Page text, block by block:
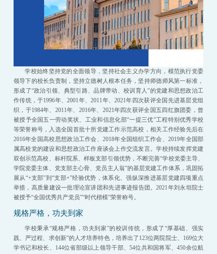
学校始终坚持党的全面领导，坚持社会主义办学方向，模范执行党委
领导下的校长负责制，坚持立德树人根本任务，坚持师德师风第一标准，
形成了“政治引领、典型引路、品牌带动、校训育人”的党建和思想政治工
作传统，于1996年、2001年、2011年、2021年四次获评全国先进基层党组
织，于1984年、2011年、2016年、2021年四次获评全国五四红旗团委，曾
被授予全国五一劳动奖状、工业和信息化部“一提三优”工程特别优秀学校
等荣誉称号，入选全国首批十所党建工作示范高校，相关工作经验先后在
2016年全国高校思想政治工作会、2018年全国组织工作会、2019年全国部
属高校党的建设和思想政治工作座谈会上作交流发言。学校持续发挥党建
双创示范高校、标杆院系、样板支部引领优势，不断完善“学校党委主导、
学院党委主体、党支部主心骨、党员主人翁”的基层党建工作体系，巩固拓
展从“+支部”到“支部+”经验优势，体系化、强纵深推进基层党建四项重点
举措，高质量建设一批理论宣讲团和先进事迹报告团。2021年刘永坦院士
被授予“全国优秀共产党员”“时代楷模”荣誉称号。
规格严格，功夫到家
学校秉承“规格严格，功夫到家”的校训传统，形成了“厚基础、强实
践、严过程、求创新”的人才培养特色，培养出了123位两院院士、169位大
学书记和校长、144位省部级以上领导干部、54位共和国将军、450余位航